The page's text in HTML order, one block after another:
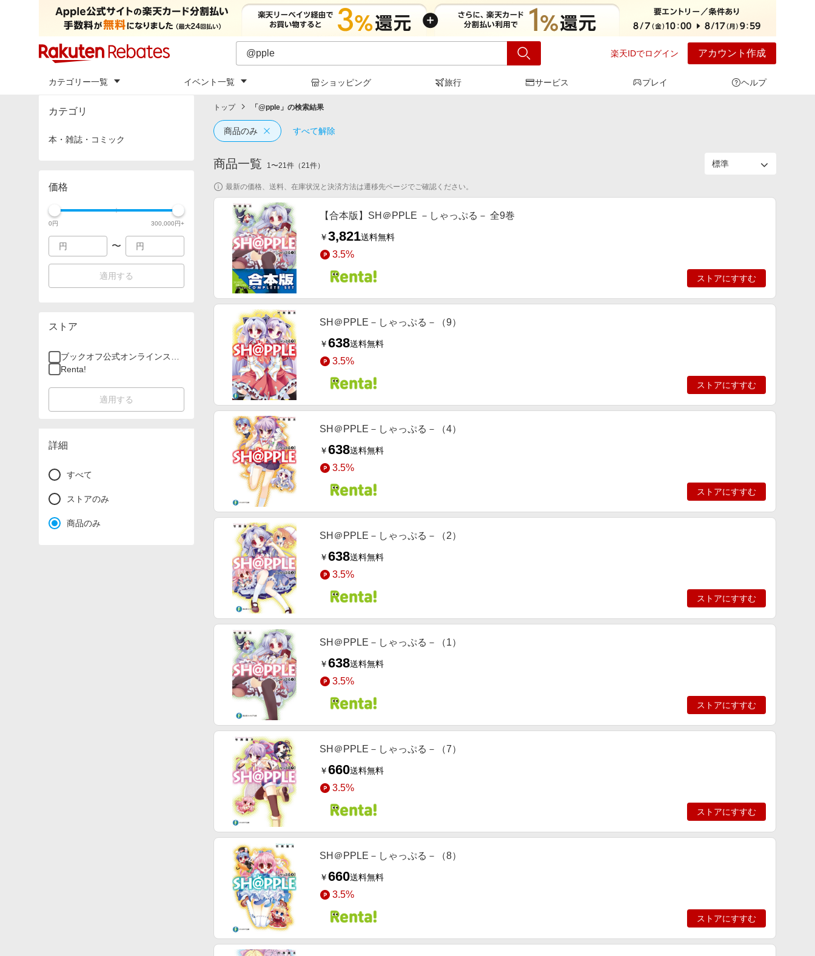
楽天IDでログイン アカウント作成
カテゴリー一覧 イベント一覧 ショッピング 旅行 サービス プレイ ヘルプ
カテゴリ
本・雑誌・コミック
価格
0円 300,000円+
〜
適用する
ストア
ブックオフ公式オンラインスト
ア
Renta!
適用する
詳細
すべて
ストアのみ
商品のみ
トップ 「 @pple 」の検索結果
商品のみ すべて解除
商品一覧 1〜21件 （21件）
最新の価格、送料、在庫状況と決済方法は遷移先ページでご確認ください。
【合本版】SH＠PPLE －しゃっぷる－ 全9巻
￥3,821送料無料
3.5%
ストアにすすむ
SH＠PPLE－しゃっぷる－（9）
￥638送料無料
3.5%
ストアにすすむ
SH＠PPLE－しゃっぷる－（4）
￥638送料無料
3.5%
ストアにすすむ
SH＠PPLE－しゃっぷる－（2）
￥638送料無料
3.5%
ストアにすすむ
SH＠PPLE－しゃっぷる－（1）
￥638送料無料
3.5%
ストアにすすむ
SH＠PPLE－しゃっぷる－（7）
￥660送料無料
3.5%
ストアにすすむ
SH＠PPLE－しゃっぷる－（8）
￥660送料無料
3.5%
ストアにすすむ